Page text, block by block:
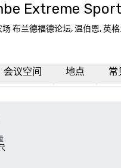
Extreme
布兰德福德论坛, 温伯恩, 英格
会议空间 地点 常